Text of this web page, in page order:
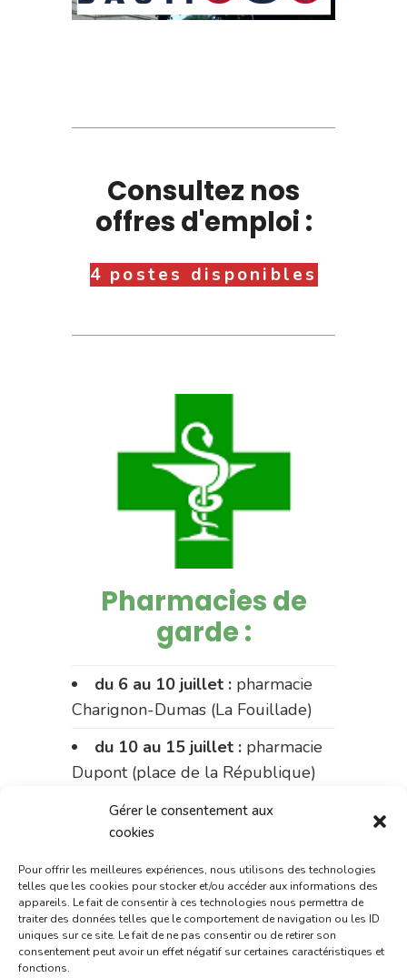
Gérer le consentement aux
cookies
Pour offrir les meilleures expériences, nous utilisons des technologies
telles que les cookies pour stocker et/ou accéder aux informations des
appareils. Le fait de consentir à ces technologies nous permettra de
traiter des données telles que le comportement de navigation ou les ID
uniques sur ce site. Le fait de ne pas consentir ou de retirer son
consentement peut avoir un effet négatif sur certaines caractéristiques et
fonctions.
Consultez nos
offres d'emploi :
4 postes disponibles
Pharmacies de
garde :
du 6 au 10 juillet : pharmacie
Charignon-Dumas (La Fouillade)
du 10 au 15 juillet : pharmacie
Dupont (place de la République)
du 15 au 17 juillet:pharmacie
Palobart (Laguépie)
du 17 au 20 juillet :pharmacie
Carnus (rue Marcellin-Fabre)
Le 20 juillet :pharmacie
Charignon-Dumas (La Fouillade)